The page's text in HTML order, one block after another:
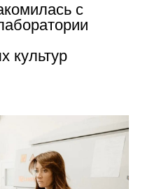
с
культур